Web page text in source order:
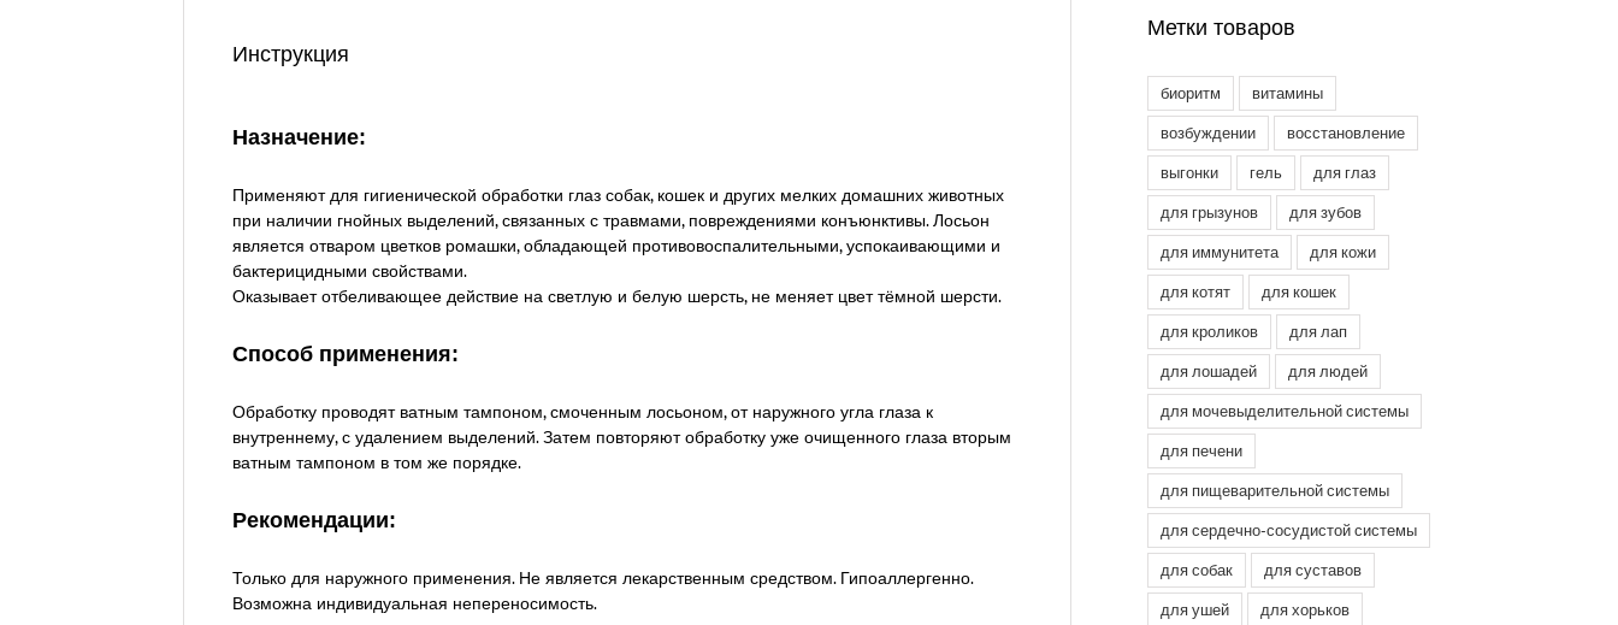
Инструкция
Назначение:
Применяют для гигиенической обработки глаз собак, кошек и других мелких домашних животных
при наличии гнойных выделений, связанных с травмами, повреждениями конъюнктивы. Лосьон
является отваром цветков ромашки, обладающей противовоспалительными, успокаивающими и
бактерицидными свойствами.
Оказывает отбеливающее действие на светлую и белую шерсть, не меняет цвет тёмной шерсти.
Способ применения:
Обработку проводят ватным тампоном, смоченным лосьоном, от наружного угла глаза к
внутреннему, с удалением выделений. Затем повторяют обработку уже очищенного глаза вторым
ватным тампоном в том же порядке.
Рекомендации:
Только для наружного применения. Не является лекарственным средством. Гипоаллергенно.
Возможна индивидуальная непереносимость.
Метки товаров
биоритм витамины
возбуждении восстановление
выгонки гель для глаз
для грызунов для зубов
для иммунитета для кожи
для котят для кошек
для кроликов для лап
для лошадей для людей
для мочевыделительной системы
для печени
для пищеварительной системы
для сердечно-сосудистой системы
для собак для суставов
для ушей для хорьков